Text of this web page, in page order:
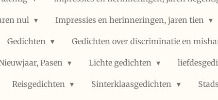
nul Impressies en herinneringen, jaren tien
Gedichten Gedichten over discriminatie en
Pasen Lichte gedichten
Reisgedichten Sinterklaasgedichten